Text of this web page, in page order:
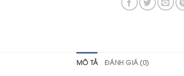
MÔ TẢ ĐÁNH GIÁ (0)